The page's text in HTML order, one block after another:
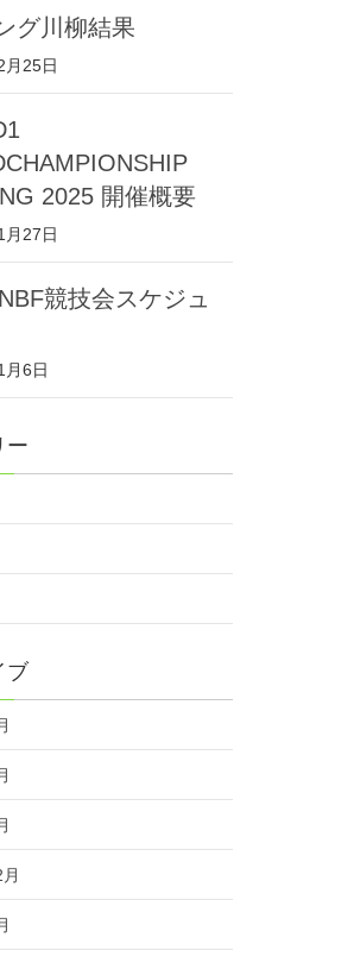
グ川柳結果
月25日
2025 開催概要
月27日
競技会スケジュ
月6日
ー
ブ